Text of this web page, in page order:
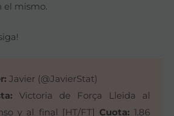
el mismo.
Javier (@JavierStat)
Victoria de Força Lleida al
y al final [HT/FT] Cuota: 1.86